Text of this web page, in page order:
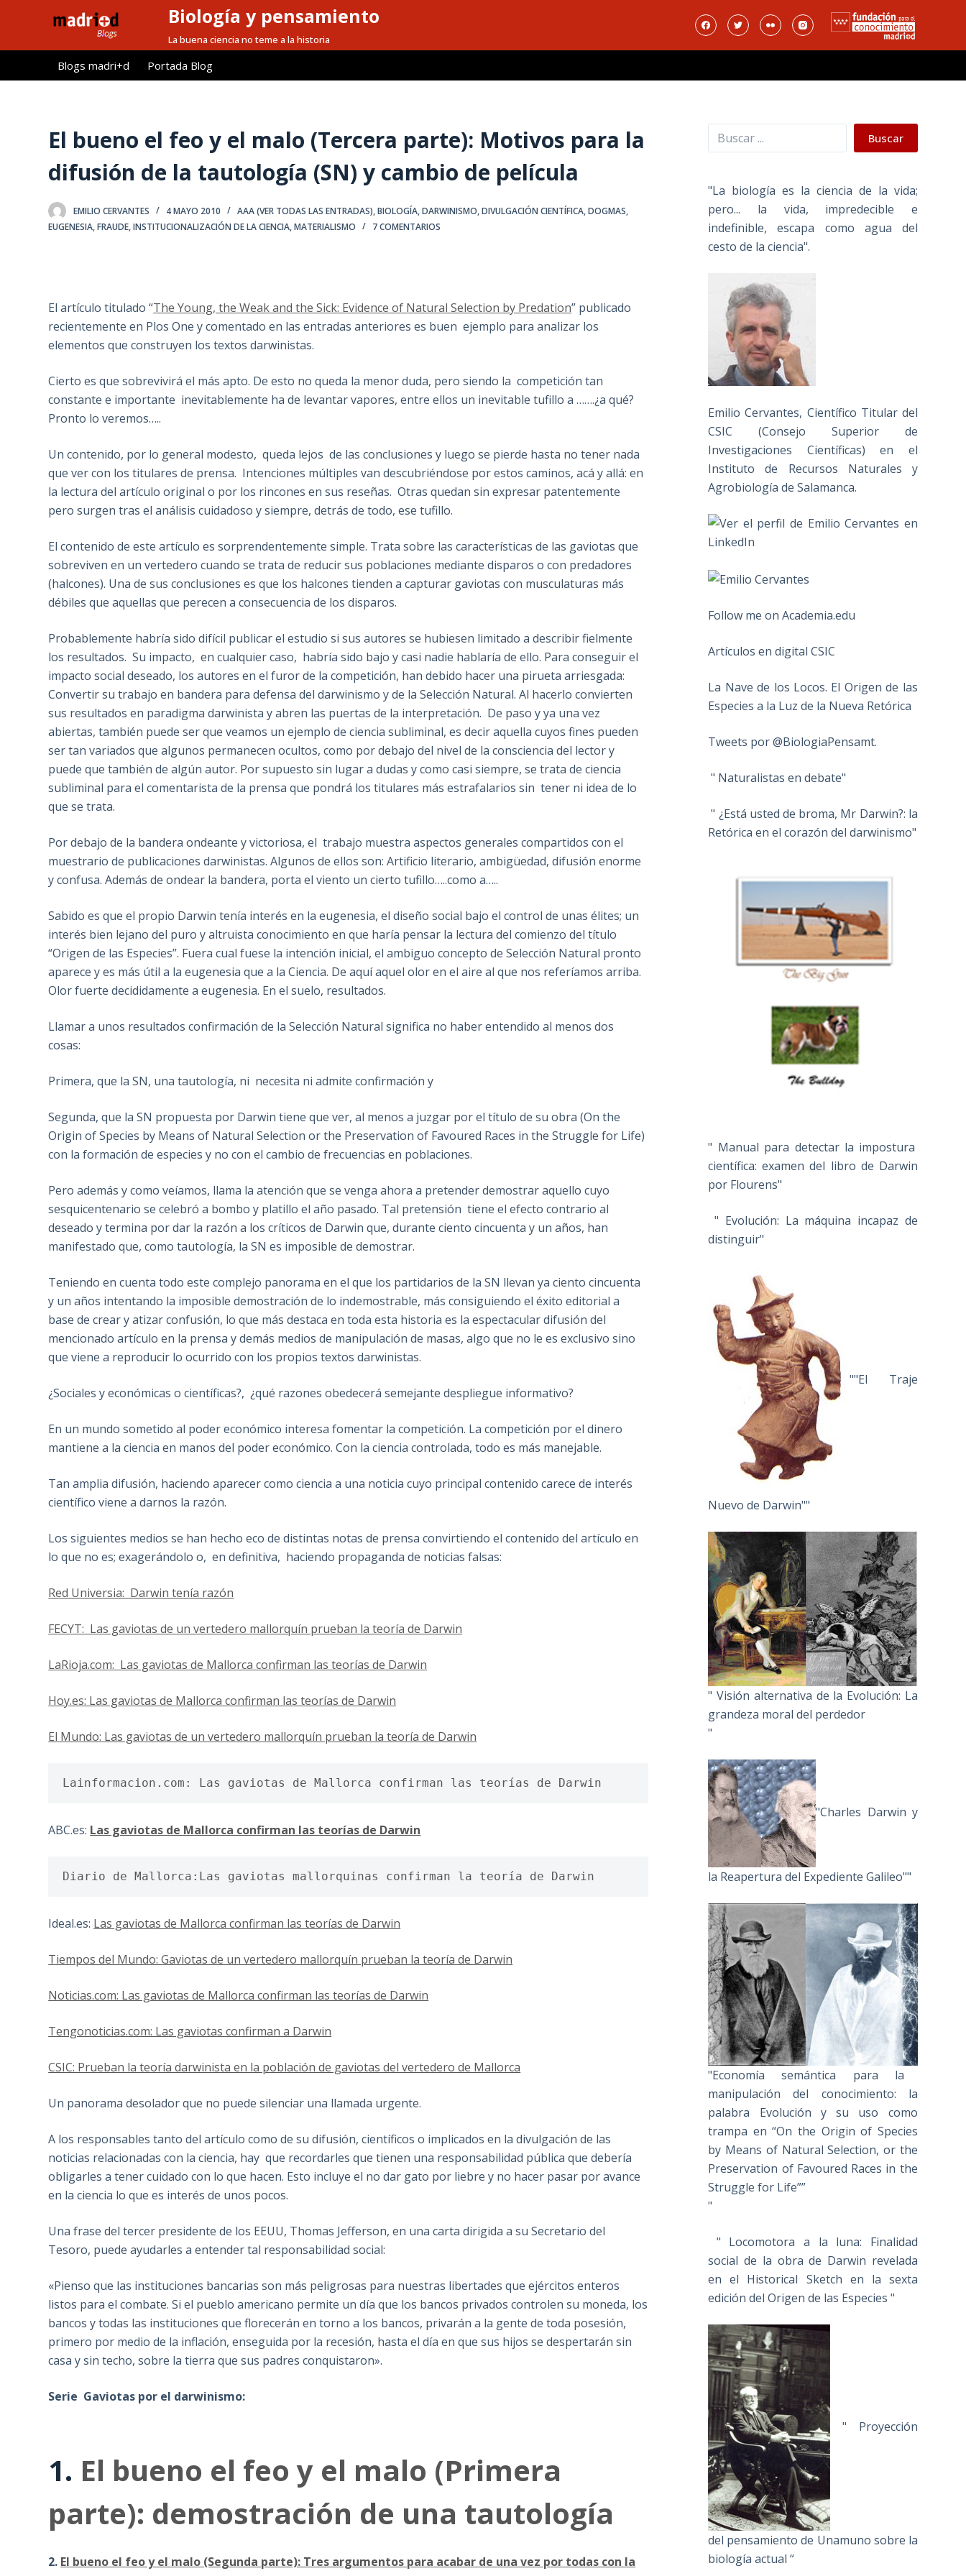
l
Biología y pensamiento
La buena ciencia no teme a la historia
Blogs madri+d Portada Blog
El bueno el feo y el malo (Tercera parte): Motivos para la
difusión de la tautología (SN) y cambio de película
EMILIO CERVANTES 4 MAYO 2010 AAA (VER TODAS LAS ENTRADAS),BIOLOGÍA,DARWINISMO,DIVULGACIÓN CIENTÍFICA,DOGMAS,
EUGENESIA,FRAUDE,INSTITUCIONALIZACIÓN DE LA CIENCIA,MATERIALISMO 7 COMENTARIOS
El artículo titulado “The Young, the Weak and the Sick: Evidence of Natural Selection by Predation” publicado
recientemente en Plos One y comentado en las entradas anteriores es buen ejemplo para analizar los
elementos que construyen los textos darwinistas.
Cierto es que sobrevivirá el más apto. De esto no queda la menor duda, pero siendo la competición tan
constante e importante inevitablemente ha de levantar vapores, entre ellos un inevitable tufillo a …….¿a qué?
Pronto lo veremos…..
Un contenido, por lo general modesto, queda lejos de las conclusiones y luego se pierde hasta no tener nada
que ver con los titulares de prensa. Intenciones múltiples van descubriéndose por estos caminos, acá y allá: en
la lectura del artículo original o por los rincones en sus reseñas. Otras quedan sin expresar patentemente
pero surgen tras el análisis cuidadoso y siempre, detrás de todo, ese tufillo.
El contenido de este artículo es sorprendentemente simple. Trata sobre las características de las gaviotas que
sobreviven en un vertedero cuando se trata de reducir sus poblaciones mediante disparos o con predadores
(halcones). Una de sus conclusiones es que los halcones tienden a capturar gaviotas con musculaturas más
débiles que aquellas que perecen a consecuencia de los disparos.
Probablemente habría sido difícil publicar el estudio si sus autores se hubiesen limitado a describir fielmente
los resultados. Su impacto, en cualquier caso, habría sido bajo y casi nadie hablaría de ello. Para conseguir el
impacto social deseado, los autores en el furor de la competición, han debido hacer una pirueta arriesgada:
Convertir su trabajo en bandera para defensa del darwinismo y de la Selección Natural. Al hacerlo convierten
sus resultados en paradigma darwinista y abren las puertas de la interpretación. De paso y ya una vez
abiertas, también puede ser que veamos un ejemplo de ciencia subliminal, es decir aquella cuyos fines pueden
ser tan variados que algunos permanecen ocultos, como por debajo del nivel de la consciencia del lector y
puede que también de algún autor. Por supuesto sin lugar a dudas y como casi siempre, se trata de ciencia
subliminal para el comentarista de la prensa que pondrá los titulares más estrafalarios sin tener ni idea de lo
que se trata.
Por debajo de la bandera ondeante y victoriosa, el trabajo muestra aspectos generales compartidos con el
muestrario de publicaciones darwinistas. Algunos de ellos son: Artificio literario, ambigüedad, difusión enorme
y confusa. Además de ondear la bandera, porta el viento un cierto tufillo…..como a…..
Sabido es que el propio Darwin tenía interés en la eugenesia, el diseño social bajo el control de unas élites; un
interés bien lejano del puro y altruista conocimiento en que haría pensar la lectura del comienzo del título
“Origen de las Especies”. Fuera cual fuese la intención inicial, el ambiguo concepto de Selección Natural pronto
aparece y es más útil a la eugenesia que a la Ciencia. De aquí aquel olor en el aire al que nos referíamos arriba.
Olor fuerte decididamente a eugenesia. En el suelo, resultados.
Llamar a unos resultados confirmación de la Selección Natural significa no haber entendido al menos dos
cosas:
Primera, que la SN, una tautología, ni necesita ni admite confirmación y
Segunda, que la SN propuesta por Darwin tiene que ver, al menos a juzgar por el título de su obra (On the
Origin of Species by Means of Natural Selection or the Preservation of Favoured Races in the Struggle for Life)
con la formación de especies y no con el cambio de frecuencias en poblaciones.
Pero además y como veíamos, llama la atención que se venga ahora a pretender demostrar aquello cuyo
sesquicentenario se celebró a bombo y platillo el año pasado. Tal pretensión tiene el efecto contrario al
deseado y termina por dar la razón a los críticos de Darwin que, durante ciento cincuenta y un años, han
manifestado que, como tautología, la SN es imposible de demostrar.
Teniendo en cuenta todo este complejo panorama en el que los partidarios de la SN llevan ya ciento cincuenta
y un años intentando la imposible demostración de lo indemostrable, más consiguiendo el éxito editorial a
base de crear y atizar confusión, lo que más destaca en toda esta historia es la espectacular difusión del
mencionado artículo en la prensa y demás medios de manipulación de masas, algo que no le es exclusivo sino
que viene a reproducir lo ocurrido con los propios textos darwinistas.
¿Sociales y económicas o científicas?, ¿qué razones obedecerá semejante despliegue informativo?
En un mundo sometido al poder económico interesa fomentar la competición. La competición por el dinero
mantiene a la ciencia en manos del poder económico. Con la ciencia controlada, todo es más manejable.
Tan amplia difusión, haciendo aparecer como ciencia a una noticia cuyo principal contenido carece de interés
científico viene a darnos la razón.
Los siguientes medios se han hecho eco de distintas notas de prensa convirtiendo el contenido del artículo en
lo que no es; exagerándolo o, en definitiva, haciendo propaganda de noticias falsas:
Red Universia: Darwin tenía razón
FECYT: Las gaviotas de un vertedero mallorquín prueban la teoría de Darwin
LaRioja.com: Las gaviotas de Mallorca confirman las teorías de Darwin
Hoy.es: Las gaviotas de Mallorca confirman las teorías de Darwin
El Mundo: Las gaviotas de un vertedero mallorquín prueban la teoría de Darwin
Lainformacion.com: Las gaviotas de Mallorca confirman las teorías de Darwin
ABC.es: Las gaviotas de Mallorca confirman las teorías de Darwin
Diario de Mallorca:Las gaviotas mallorquinas confirman la teoría de Darwin
Ideal.es: Las gaviotas de Mallorca confirman las teorías de Darwin
Tiempos del Mundo: Gaviotas de un vertedero mallorquín prueban la teoría de Darwin
Noticias.com: Las gaviotas de Mallorca confirman las teorías de Darwin
Tengonoticias.com: Las gaviotas confirman a Darwin
CSIC: Prueban la teoría darwinista en la población de gaviotas del vertedero de Mallorca
Un panorama desolador que no puede silenciar una llamada urgente.
A los responsables tanto del artículo como de su difusión, científicos o implicados en la divulgación de las
noticias relacionadas con la ciencia, hay que recordarles que tienen una responsabilidad pública que debería
obligarles a tener cuidado con lo que hacen. Esto incluye el no dar gato por liebre y no hacer pasar por avance
en la ciencia lo que es interés de unos pocos.
Una frase del tercer presidente de los EEUU, Thomas Jefferson, en una carta dirigida a su Secretario del
Tesoro, puede ayudarles a entender tal responsabilidad social:
«Pienso que las instituciones bancarias son más peligrosas para nuestras libertades que ejércitos enteros
listos para el combate. Si el pueblo americano permite un día que los bancos privados controlen su moneda, los
bancos y todas las instituciones que florecerán en torno a los bancos, privarán a la gente de toda posesión,
primero por medio de la inflación, enseguida por la recesión, hasta el día en que sus hijos se despertarán sin
casa y sin techo, sobre la tierra que sus padres conquistaron».
Serie Gaviotas por el darwinismo:
1. El bueno el feo y el malo (Primera
parte): demostración de una tautología
2. El bueno el feo y el malo (Segunda parte): Tres argumentos para acabar de una vez por todas con la
Buscar Buscar
"La biología es la ciencia de la vida;
pero... la vida, impredecible e
indefinible, escapa como agua del
cesto de la ciencia".
Emilio Cervantes, Científico Titular del
CSIC (Consejo Superior de
Investigaciones Científicas) en el
Instituto de Recursos Naturales y
Agrobiología de Salamanca.
Follow me on Academia.edu
Artículos en digital CSIC
La Nave de los Locos. El Origen de las
Especies a la Luz de la Nueva Retórica
Tweets por @BiologiaPensamt.
" Naturalistas en debate"
" ¿Está usted de broma, Mr Darwin?: la
Retórica en el corazón del darwinismo"
" Manual para detectar la impostura
científica: examen del libro de Darwin
por Flourens"
" Evolución: La máquina incapaz de
distinguir"
""El Traje
Nuevo de Darwin""
" Visión alternativa de la Evolución: La
grandeza moral del perdedor
"
"Charles Darwin y
la Reapertura del Expediente Galileo""
"Economía semántica para la
manipulación del conocimiento: la
palabra Evolución y su uso como
trampa en “On the Origin of Species
by Means of Natural Selection, or the
Preservation of Favoured Races in the
Struggle for Life””
"
" Locomotora a la luna: Finalidad
social de la obra de Darwin revelada
en el Historical Sketch en la sexta
edición del Origen de las Especies "
" Proyección
del pensamiento de Unamuno sobre la
biología actual “